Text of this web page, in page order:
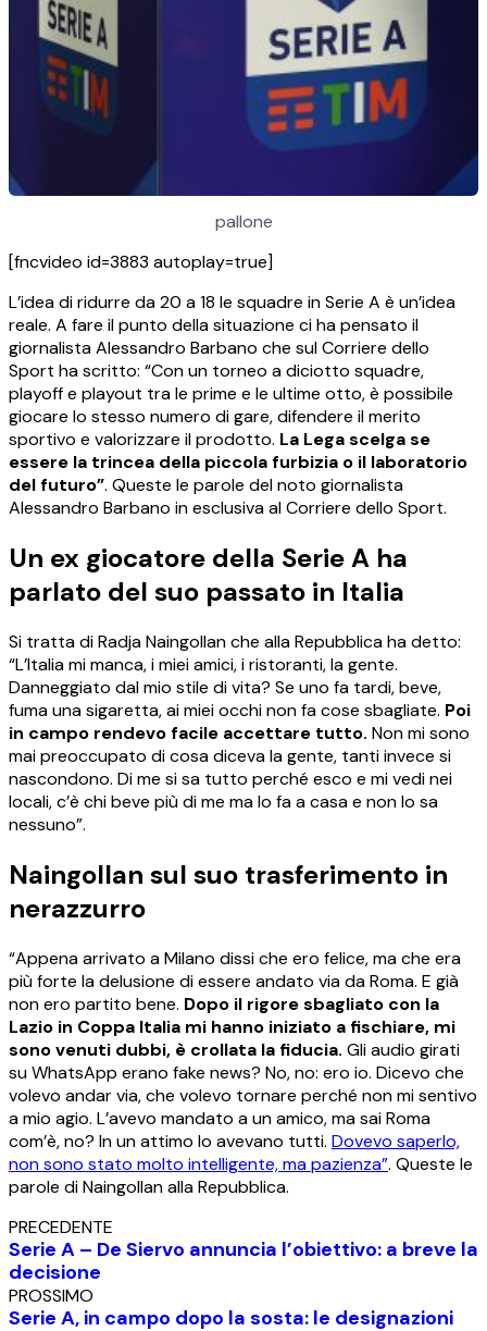
pallone
[fncvideo id=3883 autoplay=true]
L’idea di ridurre da 20 a 18 le squadre in Serie A è un’idea
reale. A fare il punto della situazione ci ha pensato il
giornalista Alessandro Barbano che sul Corriere dello
Sport ha scritto: “Con un torneo a diciotto squadre,
playoff e playout tra le prime e le ultime otto, è possibile
giocare lo stesso numero di gare, difendere il merito
sportivo e valorizzare il prodotto. La Lega scelga se
essere la trincea della piccola furbizia o il laboratorio
del futuro”. Queste le parole del noto giornalista
Alessandro Barbano in esclusiva al Corriere dello Sport.
Un ex giocatore della Serie A ha
parlato del suo passato in Italia
Si tratta di Radja Naingollan che alla Repubblica ha detto:
“L’Italia mi manca, i miei amici, i ristoranti, la gente.
Danneggiato dal mio stile di vita? Se uno fa tardi, beve,
fuma una sigaretta, ai miei occhi non fa cose sbagliate. Poi
in campo rendevo facile accettare tutto. Non mi sono
mai preoccupato di cosa diceva la gente, tanti invece si
nascondono. Di me si sa tutto perché esco e mi vedi nei
locali, c’è chi beve più di me ma lo fa a casa e non lo sa
nessuno”.
Naingollan sul suo trasferimento in
nerazzurro
“Appena arrivato a Milano dissi che ero felice, ma che era
più forte la delusione di essere andato via da Roma. E già
non ero partito bene. Dopo il rigore sbagliato con la
Lazio in Coppa Italia mi hanno iniziato a fischiare, mi
sono venuti dubbi, è crollata la fiducia. Gli audio girati
su WhatsApp erano fake news? No, no: ero io. Dicevo che
volevo andar via, che volevo tornare perché non mi sentivo
a mio agio. L’avevo mandato a un amico, ma sai Roma
com’è, no? In un attimo lo avevano tutti. Dovevo saperlo,
non sono stato molto intelligente, ma pazienza”. Queste le
parole di Naingollan alla Repubblica.
PRECEDENTE
Serie A – De Siervo annuncia l’obiettivo: a breve la
decisione
PROSSIMO
Serie A, in campo dopo la sosta: le designazioni